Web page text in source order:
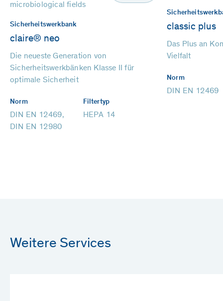
Sicherheitswerkbank
claire® neo
Die neueste Generation von
Sicherheitswerkbänken Klasse II für
optimale Sicherheit
Norm
DIN EN 12469,
DIN EN 12980
Filtertyp
HEPA 14
classic plus
Das Plus an
Vielfalt
Norm
DIN EN 12469
Weitere Services